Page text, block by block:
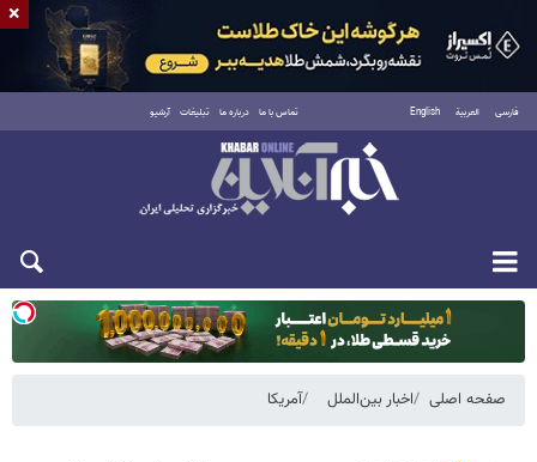
فارسی العربية English تماس با ما درباره ما تبلیغات آرشیو
یکشنبه ۱۸ مرداد ۱۴۰۵
صفحه اصلی اخبار بین‌الملل آمریکا
×